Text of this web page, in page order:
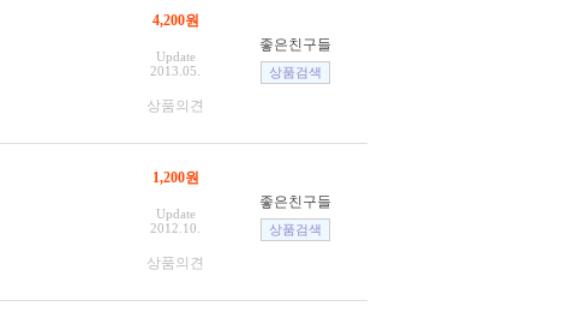
4,200원
Update
2013.05.
상품의견
좋은친구들
1,200원
Update
2012.10.
상품의견
좋은친구들